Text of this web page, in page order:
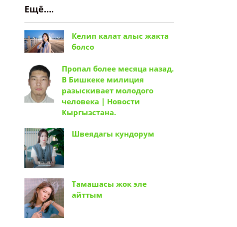
Ещё….
Келип калат алыс жакта
болсо
Пропал более месяца назад.
В Бишкеке милиция
разыскивает молодого
человека | Новости
Кыргызстана.
Швеядагы кундорум
Тамашасы жок эле
айттым